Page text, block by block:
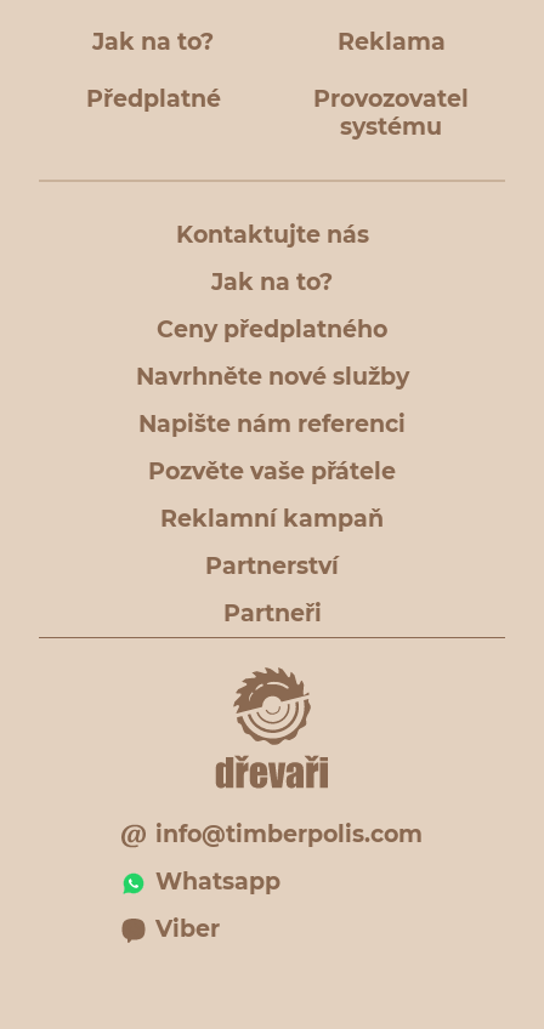
Jak na to? Reklama
Předplatné
Provozovatel
systému
Kontaktujte nás
Jak na to?
Ceny předplatného
Navrhněte nové služby
Napište nám referenci
Pozvěte vaše přátele
Reklamní kampaň
Partnerství
Partneři
info@timberpolis.com
Whatsapp
Viber